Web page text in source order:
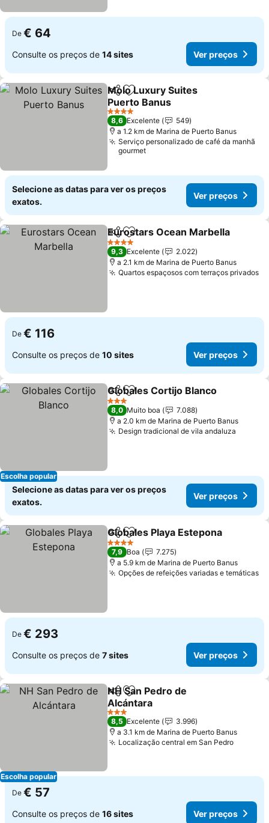
De € 64
Consulte os preços de 14 sites Ver preços
PartilharAdicionar aos favoritos
Molo Luxury Suites
Puerto Banus
Ver preços
4 Estrelas
8,6 Excelente
549
a 1.2 km de Marina de Puerto Banus
Serviço personalizado de café da manhã
gourmet
Selecione as datas para ver os preços
exatos.
Ver preços
PartilharAdicionar aos favoritos
Eurostars Ocean Marbella
4 Estrelas
9,3 Excelente
2.022
a 2.1 km de Marina de Puerto Banus
Quartos espaçosos com terraços privados
De € 116
Consulte os preços de 10 sites Ver preços
Escolha popular
PartilharAdicionar aos favoritos
Globales Cortijo Blanco
3 Estrelas
8,0 Muito boa
7.088
a 2.0 km de Marina de Puerto Banus
Design tradicional de vila andaluza
Selecione as datas para ver os preços
exatos.
Ver preços
PartilharAdicionar aos favoritos
Globales Playa Estepona
4 Estrelas
7,9 Boa
7.275
a 5.9 km de Marina de Puerto Banus
Opções de refeições variadas e temáticas
De € 293
Consulte os preços de 7 sites Ver preços
Escolha popular
PartilharAdicionar aos favoritos
NH San Pedro de
Alcántara
Ver preços
3 Estrelas
8,5 Excelente
3.996
a 3.1 km de Marina de Puerto Banus
Localização central em San PedroVer
De € 57
Consulte os preços de 16 sites Ver preços